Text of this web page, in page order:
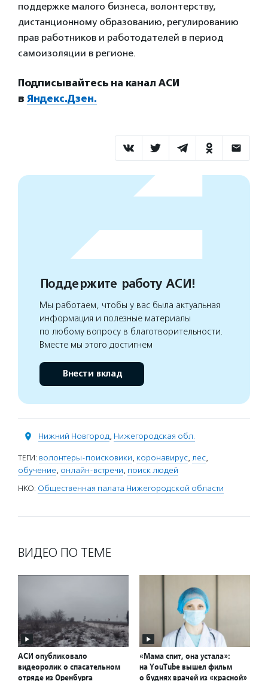
поддержке малого бизнеса, волонтерству,
дистанционному образованию, регулированию
прав работников и работодателей в период
самоизоляции в регионе.
Подписывайтесь на канал АСИ
в Яндекс.Дзен.
Поддержите работу АСИ!
Мы работаем, чтобы у вас была актуальная
информация и полезные материалы
по любому вопросу в благотворительности.
Вместе мы этого достигнем
Внести вклад
Нижний Новгород, Нижегородская обл.
ТЕГИ: волонтеры-поисковики, коронавирус, лес,
обучение, онлайн-встречи, поиск людей
НКО: Общественная палата Нижегородской области
ВИДЕО ПО ТЕМЕ
АСИ опубликовало
видеоролик о спасательном
отряде из Оренбурга
«Мама спит, она устала»:
на YouTube вышел фильм
о буднях врачей из «красной»